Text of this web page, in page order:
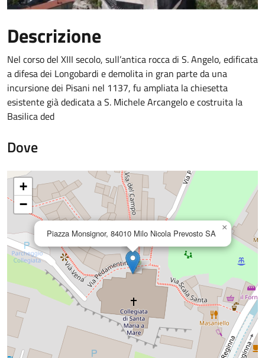
Descrizione
Nel corso del XIII secolo, sull’antica rocca di S. Angelo, edificata
a difesa dei Longobardi e demolita in gran parte da una
incursione dei Pisani nel 1137, fu ampliata la chiesetta
esistente già dedicata a S. Michele Arcangelo e costruita la
Basilica ded
Dove
Piazza Monsignor, 84010 Milo Nicola Prevosto SA
×
+
−